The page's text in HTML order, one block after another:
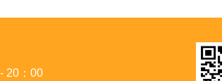
20：00